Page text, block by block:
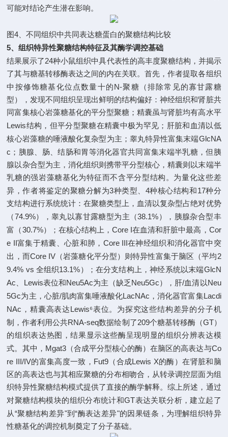
可能对结论产生潜在影响。
图4 、不同组织中共同表达糖蛋白的聚糖结构比较
5、组织特异性聚糖结构特征及其酶学调控基础
结果展示了24种小鼠组织中具代表性的高丰度聚糖结构，并揭示
了其与糖基转移酶表达之间的内在关联。首先，作者提取各组织
中按修饰糖基化位点数量十的N-聚糖（排除常见的寡甘露糖
型）， 发现不同组织呈现出鲜明的结构偏好 ：神经组织和肾脏共
同富集核心岩藻糖基化的平分型聚糖；精囊虽与肾脏均有高水平
Lewis结构，但平分型聚糖在精囊中极为罕见；肝脏和血清以低
核心岩藻糖的唾液酸化复杂型为主；睾丸特异性富集末端GlcNA
c ；胰腺、肠、结肠和胃等消化器官共同富集末端半乳糖，但胰
腺以杂合型为主，消化组织则携带平分型核心，精囊则以末端半
乳糖的强岩藻糖基化为特征而不含平分型结构。为量化这些差
异，作者将鉴定的聚糖分解为3种类型、 4种核心结构和17种分
支结构进行系统统计：在聚糖类型上，血清以复杂型占绝对优势
（74.9%），睾丸以寡甘露糖型为主（38.1%），胰腺杂合型丰
富（30.7%）；在核心结构上， Core I在血清和肝脏中最高， Cor
e II富集于精囊、心脏和肺， Core III在神经组织和消化器官中突
出，而Core IV（岩藻糖化平分型）则特异性富集于脑区（平均2
9.4% vs 全组织13.1%）；在分支结构上，神经系统以末端GlcN
Ac
Lewis表位和Neu5Ac为主（缺乏 Neu5Gc），肝/血清以Neu
5Gc为主，心脏/肌肉富集唾液酸化LacNAc ，消化器官富集Lacdi
NAc ，精囊高表达Lewis⁶表位。为探究这些结构差异的分子机
制，作者利用公共RNA-seq数据绘制了209个糖基转移酶（GT）
的组织表达热图，结果显示这些酶呈现明显的组织分辨表达模
式。其中， Mgat3（合成平分型核心的酶）在脑区的高表达与Co
re III/IV的富集高度一致， Fut9（合成Lewis X的酶）在肾脏和脑
区的高表达也与其相应聚糖的分布相吻合，从转录调控层面为组
织特异性聚糖结构模式提供了直接的酶学解释。综上所述，通过
对聚糖结构模块的组织分布统计和GT表达关联分析，建立起了
从“聚糖结构差异"到“酶表达差异"的因果链条，为理解组织特异
性糖基化的调控机制奠定了分子基础。